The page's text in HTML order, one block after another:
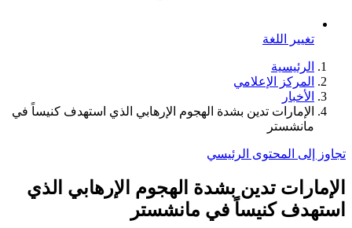
تغيير اللغة
الرئيسية
المركز الإعلامي
الأخبار
الإمارات تدين بشدة الهجوم الإرهابي الذي استهدف كنيساً في
مانشستر
تجاوز إلى المحتوى الرئيسي
الإمارات تدين بشدة الهجوم الإرهابي الذي
استهدف كنيساً في مانشستر